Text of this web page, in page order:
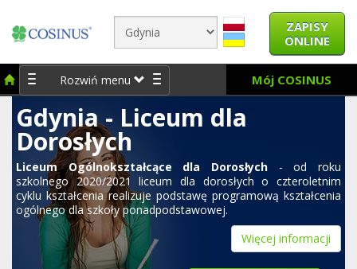
ZAPISY
ONLINE
Rozwiń menu Mój COSINUS
Gdynia - Liceum dla
Dorosłych
Liceum Ogólnokształcące dla Dorosłych - od roku
szkolnego 2020/2021 liceum dla dorosłych o czteroletnim
cyklu kształcenia realizuje podstawę programową kształcenia
ogólnego dla szkoły ponadpodstawowej.
Więcej informacji